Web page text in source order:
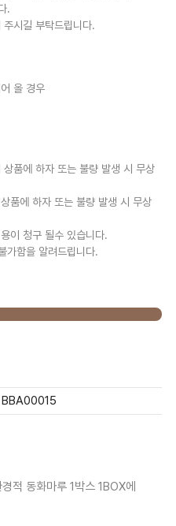
.
시길 부탁드립니다.
올 경우
품에 하자 또는 불량 발생 시 무상
품에 하자 또는 불량 발생 시 무상
이 청구 될수 있습니다.
가함을 알려드립니다.
BBA00015
적 동화마루 1박스 1BOX에